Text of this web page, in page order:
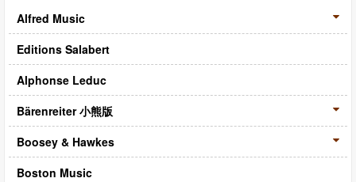
音樂考級
教材教具
樂器配件
總譜、樂團譜、爵士樂
禮品專區
Alfred Music
Editions Salabert
Alphonse Leduc
Bärenreiter 小熊版
Boosey & Hawkes
Boston Music